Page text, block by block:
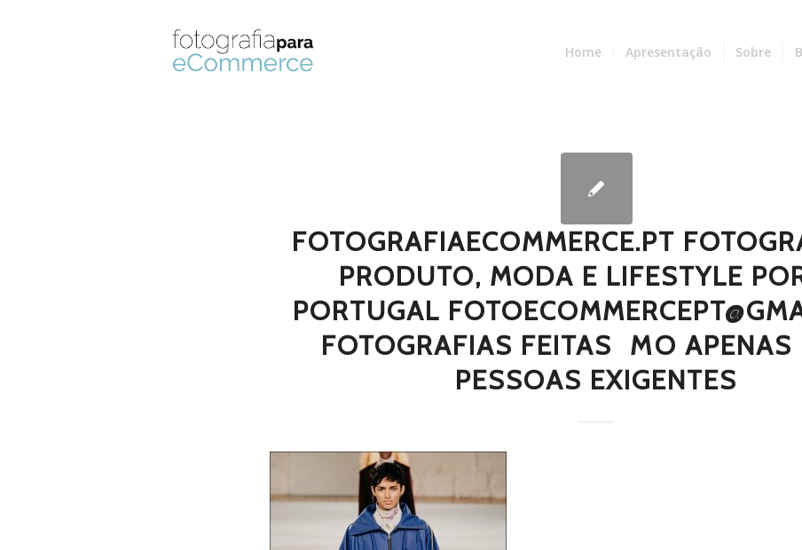
Home Apresentação Sobre
FOTOGRAFIAECOMMERCE.PT
PRODUTO, MODA E LIFESTYLE
PORTUGAL
FOTOGRAFIAS FEITAS  MO APENAS
PESSOAS EXIGENTES